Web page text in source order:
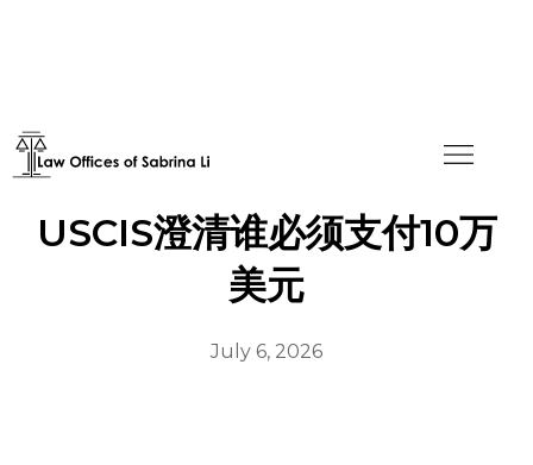
解读特朗普的H-1B公告：
USCIS澄清谁必须支付10万
美元
July 6, 2026